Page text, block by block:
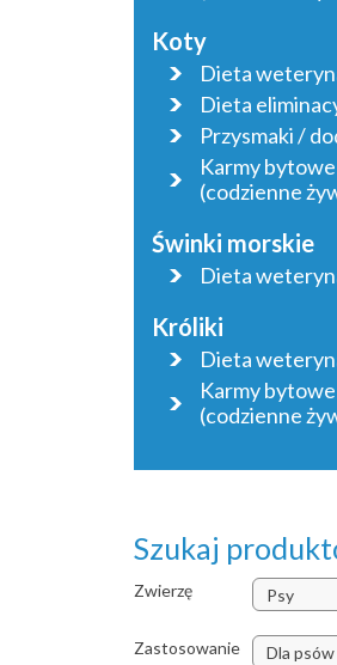
Koty
Dieta
Dieta
Przysmaki /
Karmy bytowe
(codzienne
Świnki morskie
Dieta
Króliki
Dieta
Karmy bytowe
(codzienne
Szukaj
Zwierzę
Zastosowanie